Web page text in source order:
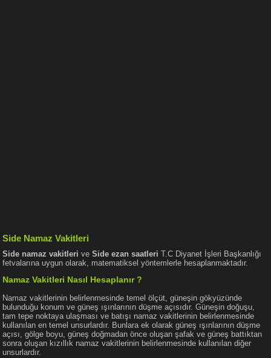
Side Namaz Vakitleri
Side namaz vakitleri veSide ezan saatleri T.C Diyanet İşleri Başkanlığı
fetvalarına uygun olarak, matematiksel yöntemlerle hesaplanmaktadır.
Namaz Vakitleri Nasıl Hesaplanır ?
Namaz vakitlerinin belirlenmesinde temel ölçüt, güneşin gökyüzünde
bulunduğu konum ve güneş ışınlarının düşme açısıdır. Güneşin doğuşu,
tam tepe noktaya ulaşması ve batışı namaz vakitlerinin belirlenmesinde
kullanılan en temel unsurlardır. Bunlara ek olarak güneş ışınlarının düşme
açısı, gölge boyu, güneş doğmadan önce oluşan şafak ve güneş battıktan
sonra oluşan kızıllık namaz vakitlerinin belirlenmesinde kullanılan diğer
unsurlardır.